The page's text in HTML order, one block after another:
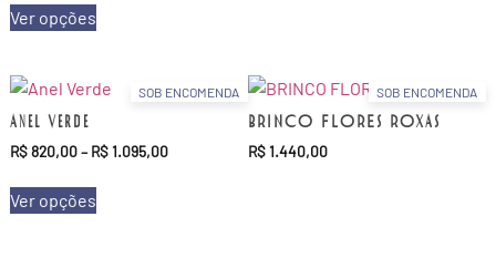
Ver opções
SOB ENCOMENDA
Anel Verde
R$820,00– R$ 1.095,00
Ver opções
SOB ENCOMENDA
BRINCO FLORES ROXAS
R$ 1.440,00